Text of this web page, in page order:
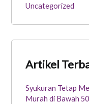
Uncategorized
Artikel
Syukuran Tetap
Murah di Bawah